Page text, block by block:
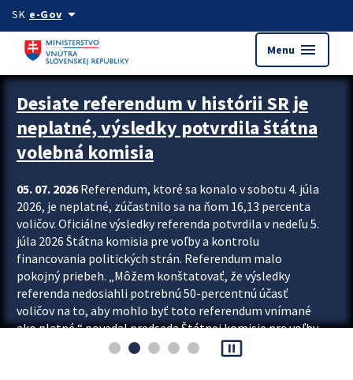
Preskocit na hlavný obsah
SK e-Govarrow_drop_down
Menu menu
Zastavit automatický posun upútavok
Desiate referendum v histórii SR je
neplatné, výsledky potvrdila štátna
volebná komisia
05. 07. 2026Referendum, ktoré sa konalo v sobotu 4. júla
2026, je neplatné, zúčastnilo sa na ňom 16,13 percenta
voličov. Oficiálne výsledky referenda potvrdila v nedeľu 5.
júla 2026 Štátna komisia pre voľby a kontrolu
financovania politických strán. Referendum malo
pokojný priebeh. „Môžem konštatovať, že výsledky
referenda nedosiahli potrebnú 50-percentnú účasť
voličov na to, aby mohlo byť toto referendum vnímané
ako platné,“ povedal predseda Štátnej komisie pre voľby
a kontrolu financovania politických...
pause_presentation